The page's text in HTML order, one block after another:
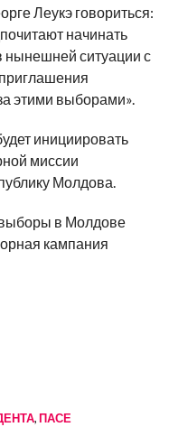
Леукэ говориться:
начинать
нынешней ситуации с
этими выборами».
инициировать
миссии
Молдова.
в Молдове
кампания
, ПАСЕ